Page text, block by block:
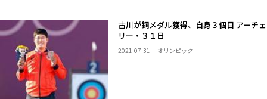
古川が銅メダル獲得、自身３個目 アーチェ
リー・３１日
2021.07.31 オリンピック